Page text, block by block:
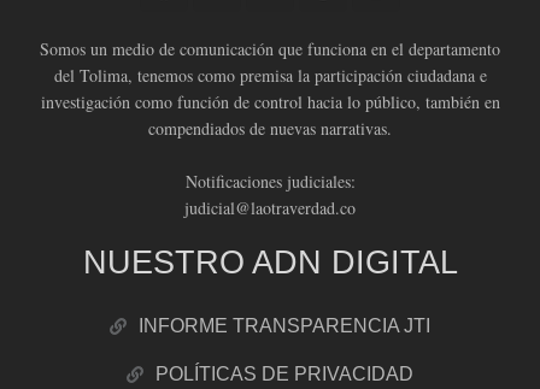
Somos un medio de comunicación que funciona en el departamento
del Tolima, tenemos como premisa la participación ciudadana e
investigación como función de control hacia lo público, también en
compendiados de nuevas narrativas.
Notificaciones judiciales:
judicial@laotraverdad.co
NUESTRO ADN DIGITAL
INFORME TRANSPARENCIA JTI
POLÍTICAS DE PRIVACIDAD